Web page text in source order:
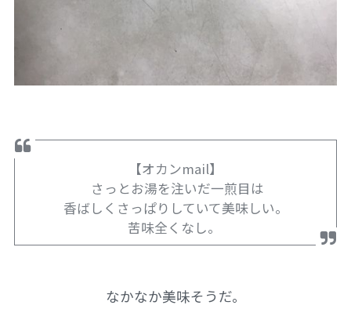
【オカンmail】
さっとお湯を注いだ一煎目は
香ばしくさっぱりしていて美味しい。
苦味全くなし。
なかなか美味そうだ。